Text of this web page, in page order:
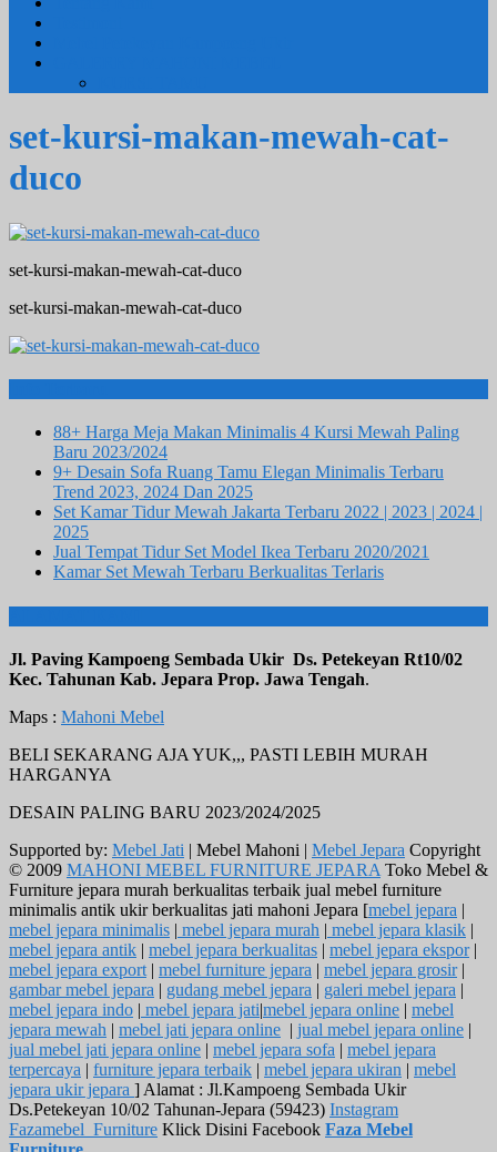
set-kursi-makan-mewah-cat-
duco
set-kursi-makan-mewah-cat-duco
set-kursi-makan-mewah-cat-duco
88+ Harga Meja Makan Minimalis 4 Kursi Mewah Paling
Baru 2023/2024
9+ Desain Sofa Ruang Tamu Elegan Minimalis Terbaru
Trend 2023, 2024 Dan 2025
Set Kamar Tidur Mewah Jakarta Terbaru 2022 | 2023 | 2024 |
2025
Jual Tempat Tidur Set Model Ikea Terbaru 2020/2021
Kamar Set Mewah Terbaru Berkualitas Terlaris
Jl. Paving Kampoeng Sembada Ukir Ds. Petekeyan Rt10/02
Kec. Tahunan Kab. Jepara Prop. Jawa Tengah.
Maps : Mahoni Mebel
BELI SEKARANG AJA YUK,,, PASTI LEBIH MURAH
HARGANYA
DESAIN PALING BARU 2023/2024/2025
Supported by: Mebel Jati | Mebel Mahoni | Mebel Jepara Copyright
© 2009 MAHONI MEBEL FURNITURE JEPARA Toko Mebel &
Furniture jepara murah berkualitas terbaik jual mebel furniture
minimalis antik ukir berkualitas jati mahoni Jepara [mebel jepara |
mebel jepara minimalis | mebel jepara murah | mebel jepara klasik |
mebel jepara antik | mebel jepara berkualitas | mebel jepara ekspor|
mebel jepara export | mebel furniture jepara | mebel jepara grosir|
gambar mebel jepara | gudang mebel jepara | galeri mebel jepara |
mebel jepara indo | mebel jepara jati|mebel jepara online | mebel
jepara mewah | mebel jati jepara online | jual mebel jepara online |
jual mebel jati jepara online | mebel jepara sofa | mebel jepara
terpercaya | furniture jepara terbaik | mebel jepara ukiran | mebel
jepara ukir jepara ] Alamat : Jl.Kampoeng Sembada Ukir
Ds.Petekeyan 10/02 Tahunan-Jepara (59423) Instagram
Fazamebel_Furniture Klick Disini Facebook Faza Mebel